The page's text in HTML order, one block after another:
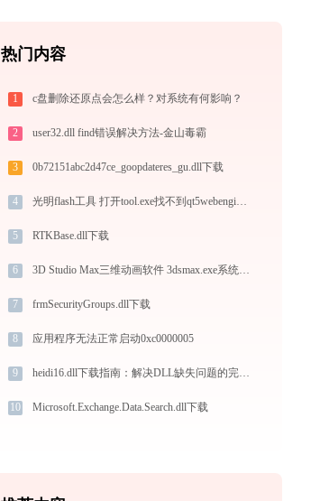
热门内容
1 c盘删除还原点会怎么样？对系统有何影响？
2 user32.dll find错误解决方法-金山毒霸
3 0b72151abc2d47ce_goopdateres_gu.dll下载
4 光明flash工具 打开tool.exe找不到qt5webenginewidgets.dll怎么办
5 RTKBase.dll下载
6 3D Studio Max三维动画软件 3dsmax.exe系统错误analytics.dll丢失如何解决
7 frmSecurityGroups.dll下载
8 应用程序无法正常启动0xc0000005
9 heidi16.dll下载指南：解决DLL缺失问题的完整方案
10 Microsoft.Exchange.Data.Search.dll下载